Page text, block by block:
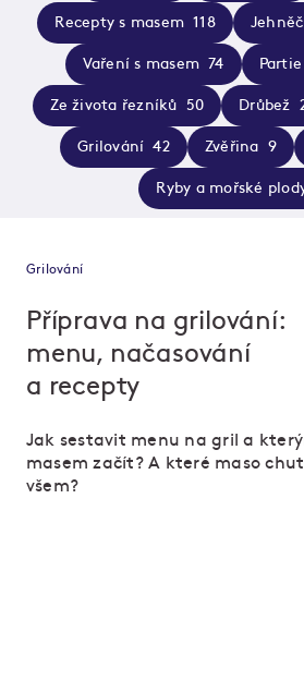
Recepty s masem 118
Vaření s masem 74
Ze života řezníků 50 Drůbež
Grilování 42 Zvěřina 9
Ryby a mořské
Grilování
Příprava na grilování:
menu, načasování
a recepty
Jak sestavit menu na gril a
masem začít? A které maso
všem?